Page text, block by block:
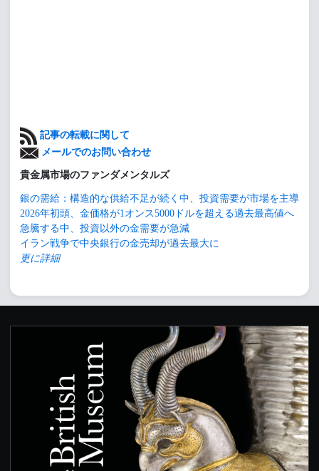
記事の転載に関して
メールでのお問い合わせ
貴金属市場のファンダメンタルズ
銀の需給：構造的な供給不足が続く中、投資需要が市場を主導
2026年初頭、金価格が1オンス5000ドルを超える過去最高値へ
急騰する中、投資以外の金需要が急減
イラン戦争で中央銀行の金売却が過去最大に
更に詳細